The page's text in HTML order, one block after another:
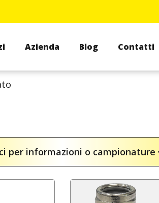
Azienda Blog Contatti
per informazioni o campionature